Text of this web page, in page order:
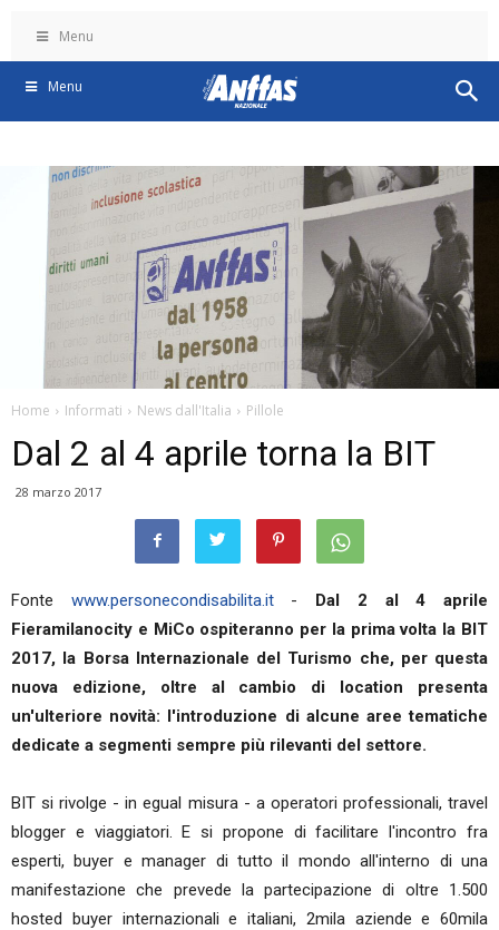
Menu
Menu
Home Informati News dall'Italia Pillole
Dal 2 al 4 aprile torna la BIT
28 marzo 2017
Fonte www.personecondisabilita.it- Dal 2 al 4 aprile
Fieramilanocity e MiCo ospiteranno per la prima volta la BIT
2017, la Borsa Internazionale del Turismo che, per questa
nuova edizione, oltre al cambio di location presenta
un'ulteriore novità: l'introduzione di alcune aree tematiche
dedicate a segmenti sempre più rilevanti del settore.
BIT si rivolge - in egual misura - a operatori professionali, travel
blogger e viaggiatori. E si propone di facilitare l'incontro fra
esperti, buyer e manager di tutto il mondo all'interno di una
manifestazione che prevede la partecipazione di oltre 1.500
hosted buyer internazionali e italiani, 2mila aziende e 60mila